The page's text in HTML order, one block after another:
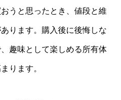
うと思ったとき、値段と維
ります。購入後に後悔しな
趣味として楽しめる所有体
ります。